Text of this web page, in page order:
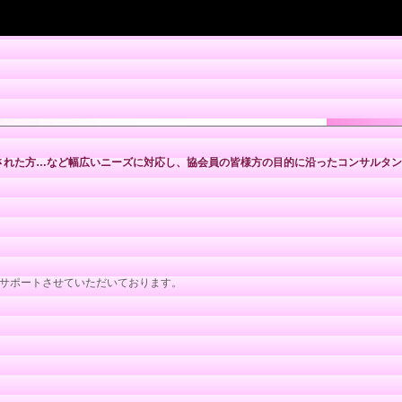
た方…など幅広いニーズに対応し、協会員の皆様方の目的に沿ったコンサルタン
ートさせていただいております。